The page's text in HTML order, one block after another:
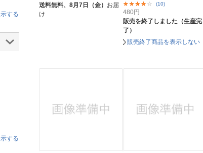
送料無料、 8月7日（金） お届
け
(10)
480円
販売を終了しました（生産完
了）
販売終了商品を表示しない
する
する